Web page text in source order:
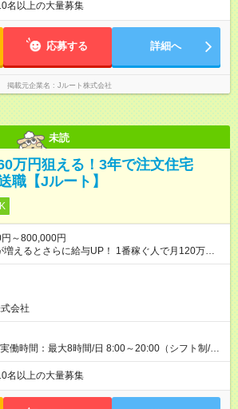
での勤務可能性有り ※案件により多少の前後あり
名以上の大量募集
応募する 詳細へ
掲載元企業名 Jルート株式会社
未読
万円狙える！3年で注文住宅
職【Jルート】
～800,000円
えるとさらに給与UP！ 1番稼ぐ人で月120万ほ
週5日稼働 月
働 ＜モデルイメージ＞ ■月収50万
江東区在住)※元建築関係 1日150個配達×25日勤務
会社
働時間：最大8時間/日 8:00～20:00（シフト制/実
5日勤務（場所次第では週4も有り） ※配達状況に
での勤務可能性有り ※案件により多少の前後あり
名以上の大量募集